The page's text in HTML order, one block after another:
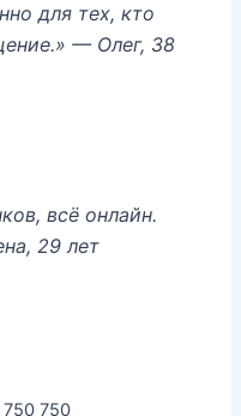
для тех, кто
— Олег, 38
всё онлайн.
29 лет
750